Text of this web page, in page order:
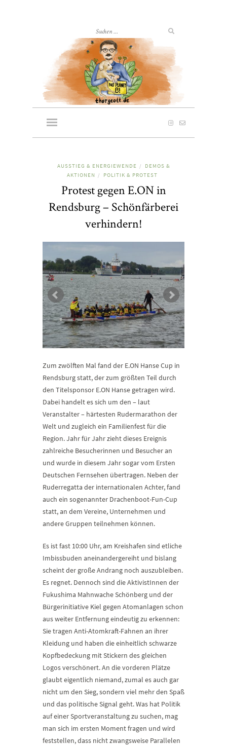
AUSSTIEG & ENERGIEWENDE /
DEMOS &
AKTIONEN
/ POLITIK & PROTEST
Protest gegen E.ON in
Rendsburg – Schönfärberei
verhindern!
Zum zwölften Mal fand der E.ON Hanse Cup in
Rendsburg statt, der zum größten Teil durch
den Titelsponsor E.ON Hanse getragen wird.
Dabei handelt es sich um den – laut
Veranstalter – härtesten Rudermarathon der
Welt und zugleich ein Familienfest für die
Region. Jahr für Jahr zieht dieses Ereignis
zahlreiche Besucherinnen und Besucher an
und wurde in diesem Jahr sogar vom Ersten
Deutschen Fernsehen übertragen. Neben der
Ruderregatta der internationalen Achter, fand
auch ein sogenannter Drachenboot-Fun-Cup
statt, an dem Vereine, Unternehmen und
andere Gruppen teilnehmen können.
Es ist fast 10:00 Uhr, am Kreishafen sind etliche
Imbissbuden aneinandergereiht und bislang
scheint der große Andrang noch auszubleiben.
Es regnet. Dennoch sind die AktivistInnen der
Fukushima Mahnwache Schönberg und der
Bürgerinitiative Kiel gegen Atomanlagen schon
aus weiter Entfernung eindeutig zu erkennen:
Sie tragen Anti-Atomkraft-Fahnen an ihrer
Kleidung und haben die einheitlich schwarze
Kopfbedeckung mit Stickern des gleichen
Logos verschönert. An die vorderen Plätze
glaubt eigentlich niemand, zumal es auch gar
nicht um den Sieg, sondern viel mehr den Spaß
und das politische Signal geht. Was hat Politik
auf einer Sportveranstaltung zu suchen, mag
man sich im ersten Moment fragen und wird
feststellen, dass nicht zwangsweise Parallelen